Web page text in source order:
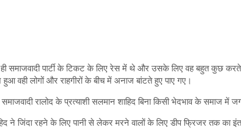
समाजवादी पार्टी के टिकट के लिए रेस में थे और उसके लिए वह बहुत कुछ
हुआ वही लोगों और राहगीरों के बीच में अनाज बांटते हुए पाए गए।
रालोद के प्रत्याशी सलमान शाहिद बिना किसी भेदभाव के समाज में
ने जिंदा रहने के लिए पानी से लेकर मरने वालों के लिए डीप फ्रिजर तक का